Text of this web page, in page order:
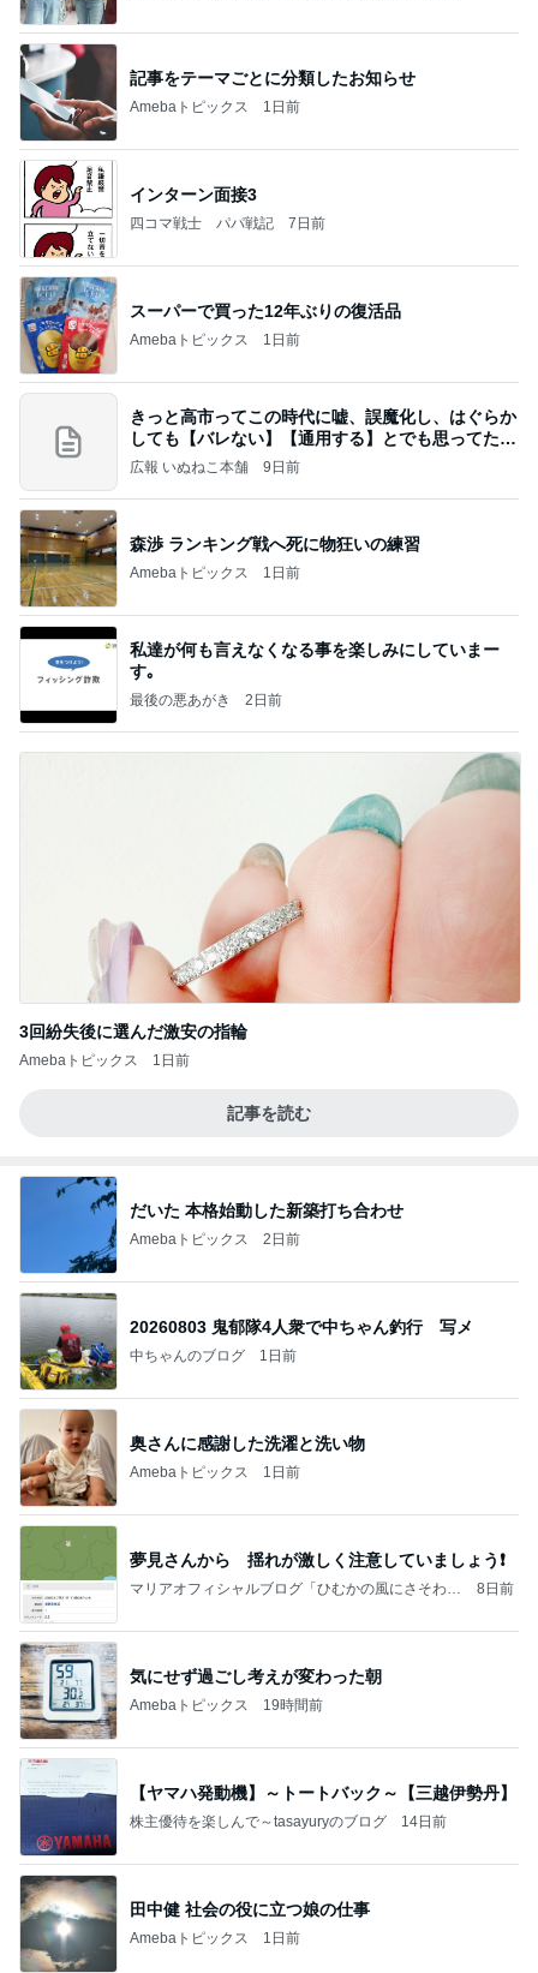
記事をテーマごとに分類したお知らせ
Amebaトピックス 1日前
インターン面接3
四コマ戦士 パパ戦記 7日前
スーパーで買った12年ぶりの復活品
Amebaトピックス 1日前
きっと高市ってこの時代に嘘、誤魔化し、はぐらか
しても【バレない】【通用する】とでも思ってたん
だろ
広報 いぬねこ本舗 9日前
森渉 ランキング戦へ死に物狂いの練習
Amebaトピックス 1日前
私達が何も言えなくなる事を楽しみにしていまー
す｡
最後の悪あがき 2日前
3回紛失後に選んだ激安の指輪
Amebaトピックス 1日前
記事を読む
だいた 本格始動した新築打ち合わせ
Amebaトピックス 2日前
20260803 鬼郁隊4人衆で中ちゃん釣行 写メ
中ちゃんのブログ 1日前
奥さんに感謝した洗濯と洗い物
Amebaトピックス 1日前
夢見さんから 揺れが激しく注意していましょう❗️
マリアオフィシャルブログ「ひむかの風にさそわれ
8日前
気にせず過ごし考えが変わった朝
Amebaトピックス 19時間前
【ヤマハ発動機】～トートバック～【三越伊勢丹】
株主優待を楽しんで～tasayuryのブログ 14日前
田中健 社会の役に立つ娘の仕事
Amebaトピックス 1日前